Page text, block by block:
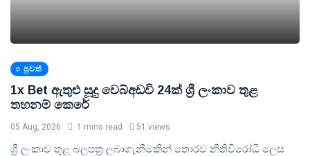
පුවත්
1x Bet ඇතුළු සූදු වෙබ්අඩවි 24ක් ශ්‍රී ලංකාව තුළ
තහනම් කෙරේ
05 Aug, 2026 1 mins read 51 views
ශ්‍රී ලංකාව තුළ බලපත්‍ර ලබාගැනීමකින් තොරව නීතිවිරෝධී ලෙස